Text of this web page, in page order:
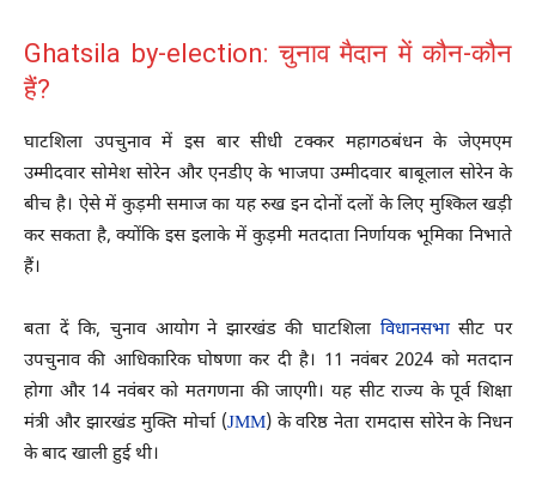
Ghatsila by-election: चुनाव मैदान में कौन-कौन
हैं?
घाटशिला उपचुनाव में इस बार सीधी टक्कर महागठबंधन के जेएमएम
उम्मीदवार सोमेश सोरेन और एनडीए के भाजपा उम्मीदवार बाबूलाल सोरेन के
बीच है। ऐसे में कुड़मी समाज का यह रुख इन दोनों दलों के लिए मुश्किल खड़ी
कर सकता है, क्योंकि इस इलाके में कुड़मी मतदाता निर्णायक भूमिका निभाते
हैं।
बता दें कि, चुनाव आयोग ने झारखंड की घाटशिला विधानसभासीट पर
उपचुनाव की आधिकारिक घोषणा कर दी है। 11 नवंबर 2024 को मतदान
होगा और 14 नवंबर को मतगणना की जाएगी। यह सीट राज्य के पूर्व शिक्षा
मंत्री और झारखंड मुक्ति मोर्चा (JMM) के वरिष्ठ नेता रामदास सोरेन के निधन
के बाद खाली हुई थी।